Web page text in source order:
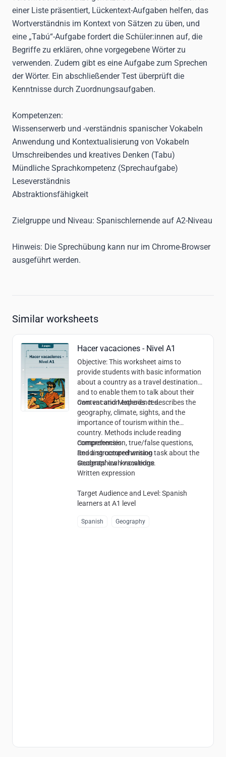
einer Liste präsentiert, Lückentext-Aufgaben helfen, das
Wortverständnis im Kontext von Sätzen zu üben, und
eine „Tabú“-Aufgabe fordert die Schüler:innen auf, die
Begriffe zu erklären, ohne vorgegebene Wörter zu
verwenden. Zudem gibt es eine Aufgabe zum Sprechen
der Wörter. Ein abschließender Test überprüft die
Kenntnisse durch Zuordnungsaufgaben.
Kompetenzen:
Wissenserwerb und -verständnis spanischer Vokabeln
Anwendung und Kontextualisierung von Vokabeln
Umschreibendes und kreatives Denken (Tabu)
Mündliche Sprachkompetenz (Sprechaufgabe)
Leseverständnis
Abstraktionsfähigkeit
Zielgruppe und Niveau: Spanischlernende auf A2-Niveau
Hinweis: Die Sprechübung kann nur im Chrome-Browser
ausgeführt werden.
Similar worksheets
Hacer vacaciones - Nivel A1
Objective: This worksheet aims to
provide students with basic information
about a country as a travel destination
and to enable them to talk about their
own vacation experiences.
Content and Methods: It describes the
geography, climate, sights, and the
importance of tourism within the
country. Methods include reading
comprehension, true/false questions,
and a structured writing task about the
students’ own vacations.
Competencies:
Reading comprehension
Geographical knowledge
Written expression
Target Audience and Level : Spanish
learners at A1 level
Spanish Geography